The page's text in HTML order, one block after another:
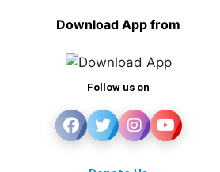
Download App from
Follow us on